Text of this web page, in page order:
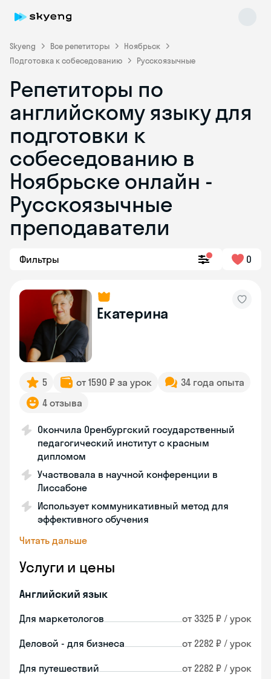
Skyeng Все репетиторы
Ноябрьск
Подготовка к собеседованию
Русскоязычные
Репетиторы по
английскому языку для
подготовки к
собеседованию в
Ноябрьске онлайн -
Русскоязычные
преподаватели
Фильтры 0
Екатерина
5 от 1590 ₽ за урок
34 года опыта
4 отзыва
Окончила Оренбургский государственный
педагогический институт с красным
дипломом
Участвовала в научной конференции в
Лиссабоне
Использует коммуникативный метод для
эффективного обучения
Читать дальше
Услуги и цены
Английский язык
Для маркетологов от 3325 ₽ / урок
Деловой - для бизнеса от 2282 ₽ / урок
Для путешествий от 2282 ₽ / урок
Skyeng Chat